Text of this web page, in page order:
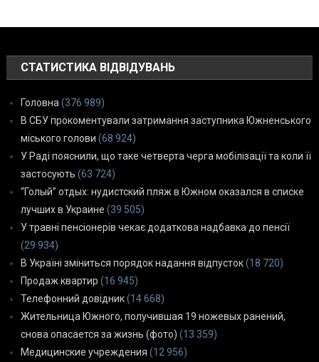
СТАТИСТИКА ВІДВІДУВАНЬ
Головна (376 989)
В СБУ прокоментували затримання заступника Южненського
міського голови (68 924)
У Раді пояснили, що таке четверта черга мобілізації та коли її
застосують (63 724)
“Голый” отдых: нудистский пляж в Южном оказался в списке
лучших в Украине (39 505)
У травні пенсіонерів чекає додаткова надбавка до пенсії
(29 934)
В Україні зміниться порядок надання відпусток(18 720)
Продаж квартир (16 945)
Телефонний довідник(14 668)
Жительница Южного, получившая 19 ножевых ранений,
снова опасается за жизнь (фото) (13 359)
Медицинские учреждения (12 956)